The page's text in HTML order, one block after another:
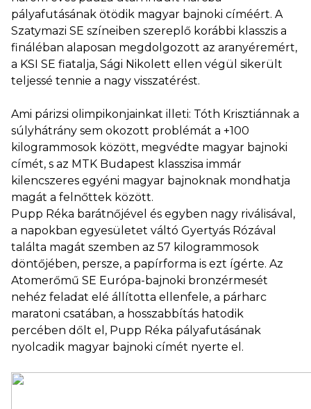
pályafutásának ötödik magyar bajnoki címéért. A
Szatymazi SE színeiben szereplő korábbi klasszis a
fináléban alaposan megdolgozott az aranyéremért,
a KSI SE fiatalja, Sági Nikolett ellen végül sikerült
teljessé tennie a nagy visszatérést.
Ami párizsi olimpikonjainkat illeti: Tóth Krisztiánnak a
súlyhátrány sem okozott problémát a +100
kilogrammosok között, megvédte magyar bajnoki
címét, s az MTK Budapest klasszisa immár
kilencszeres egyéni magyar bajnoknak mondhatja
magát a felnőttek között.
Pupp Réka barátnőjével és egyben nagy riválisával,
a napokban egyesületet váltó Gyertyás Rózával
találta magát szemben az 57 kilogrammosok
döntőjében, persze, a papírforma is ezt ígérte. Az
Atomerőmű SE Európa-bajnoki bronzérmesét
nehéz feladat elé állította ellenfele, a párharc
maratoni csatában, a hosszabbítás hatodik
percében dőlt el, Pupp Réka pályafutásának
nyolcadik magyar bajnoki címét nyerte el.